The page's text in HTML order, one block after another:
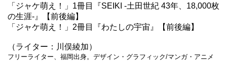
「ジャケ萌え！」1冊目『SEIKI -土田世紀 43年、18,000枚
の生涯-』
【前後編】
「ジャケ萌え！」2冊目『わたしの宇宙』
【前後編】
（ライター：川俣綾加）
フリーライター、福岡出身。デザイン・グラフィック/マンガ・アニメ